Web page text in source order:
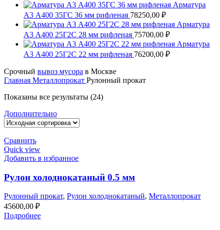
Арматура
А3 А400 35ГС 36 мм рифленая 78250,00 ₽
Арматура
А3 А400 25Г2С 28 мм рифленая 75700,00 ₽
Арматура
А3 А400 25Г2С 22 мм рифленая 76200,00 ₽
Срочный вывоз мусора в Москве
Главная Металлопрокат Рулонный прокат
Показаны все результаты (24)
Дополнительно
Сравнить
Quick view
Добавить в избранное
Рулон холоднокатаный 0.5 мм
Рулонный прокат, Рулон холоднокатаный, Металлопрокат
45600,00 ₽
Подробнее